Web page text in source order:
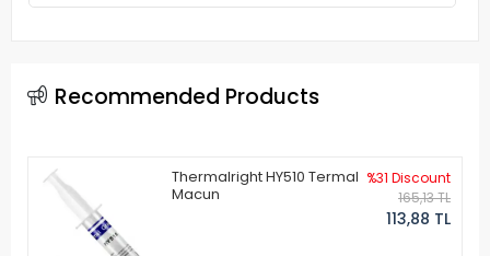
Recommended Products
Thermalright HY510 Termal
Macun
%31 Discount
165,13 TL
113,88 TL